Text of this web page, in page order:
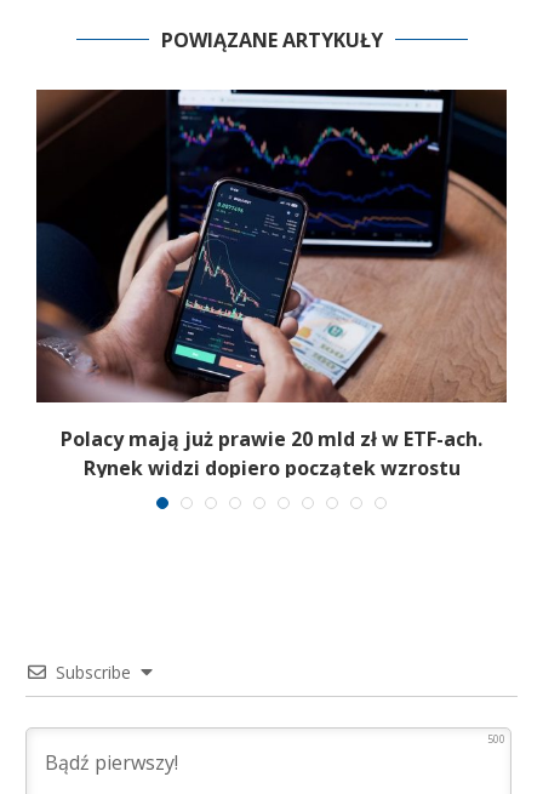
POWIĄZANE ARTYKUŁY
Polacy mają już prawie 20 mld zł w ETF-ach.
Rynek widzi dopiero początek wzrostu
Subscribe
500